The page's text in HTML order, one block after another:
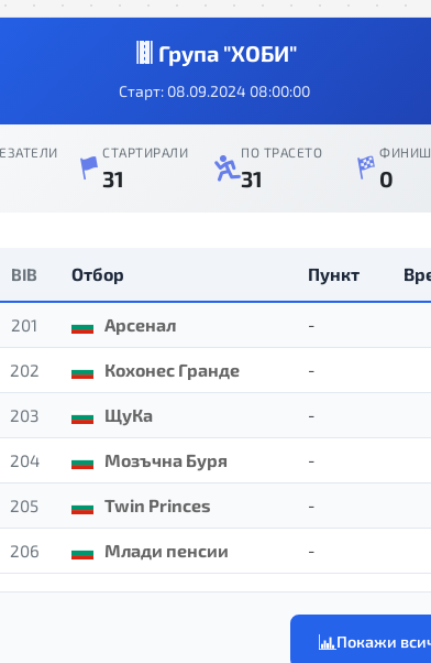
Група "ХОБИ"
Старт: 08.09.2024 08:00:00
СТАРТИРАЛИ
31
ПО ТРАСЕТО
31 0
BIB Отбор Пункт
201 Арсенал -
202 Кохонес Гранде -
203 ЩуКа -
204 Мозъчна Буря -
205 Twin Princes -
206 Млади пенсии -
Покажи